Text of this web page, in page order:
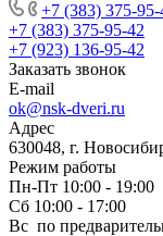
+7 (383) 375-95-
+7 (383) 375-95-42
+7 (923) 136-95-42
Заказать звонок
E-mail
ok@nsk-dveri.ru
Адрес
630048, г.
Режим работы
Пн-Пт 10:00 - 19:00
Сб 10:00 - 17:00
Вс по